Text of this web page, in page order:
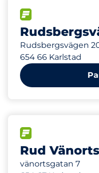
Rudsbergsvägen
654 66 Karlstad
480 m
Rud
vänortsgatan 7
490 m